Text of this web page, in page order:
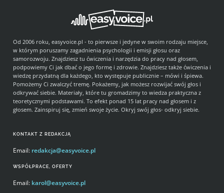
KONTAKT Z REDAKCJĄ
Email: redakcja@easyvoice.pl
WSPÓŁPRACE, OFERTY
Email: karol@easyvoice.pl
Od 2006 roku, easyvoice.pl - to pierwsze i jedyne w swoim rodzaju miejsce,
w którym poruszamy zagadnienia psychologii i emisji głosu oraz
samorozwoju. Znajdziesz tu ćwiczenia i narzędzia do pracy nad głosem,
podpowiemy Ci jak dbać o jego formę i zdrowie. Znajdziesz także ćwiczenia i
wiedzę przydatną dla każdego, kto występuje publicznie – mówi i śpiewa.
Pomożemy Ci zwalczyć tremę. Pokażemy, jak możesz rozwijać swój głos i
odkrywać siebie. Materiały, które tu gromadzimy to wiedza praktyczna z
teoretycznymi podstawami. To efekt ponad 15 lat pracy nad głosem i z
głosem. Zainspiruj się, zmień swoje życie. Okryj swój głos- odkryj siebie.